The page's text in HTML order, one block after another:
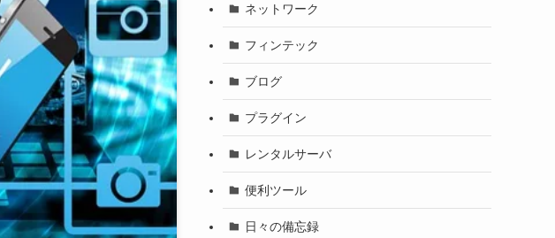
ネットワーク
フィンテック
ブログ
プラグイン
レンタルサーバ
便利ツール
日々の備忘録